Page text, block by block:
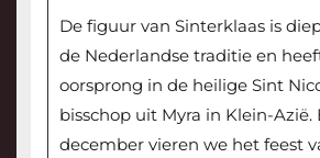
De figuur van Sinterklaas is
de Nederlandse traditie en
oorsprong in de heilige Sint
bisschop uit Myra in Klein-Azië.
december vieren we het feest